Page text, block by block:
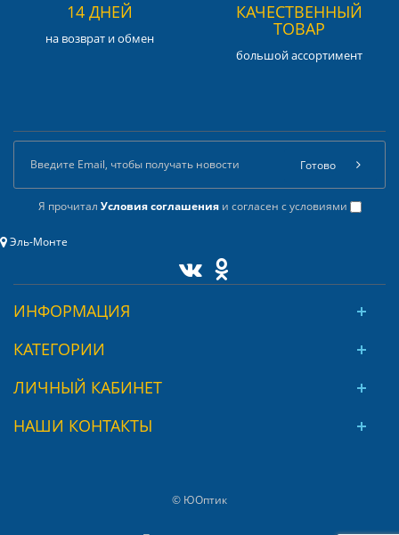
14 ДНЕЙ
на возврат и обмен
КАЧЕСТВЕННЫЙ
ТОВАР
большой ассортимент
Я прочитал Условия соглашенияи согласен с условиями
Готово
Эль-Монте
ИНФОРМАЦИЯ
КАТЕГОРИИ
ЛИЧНЫЙ КАБИНЕТ
НАШИ КОНТАКТЫ
© ЮОптик